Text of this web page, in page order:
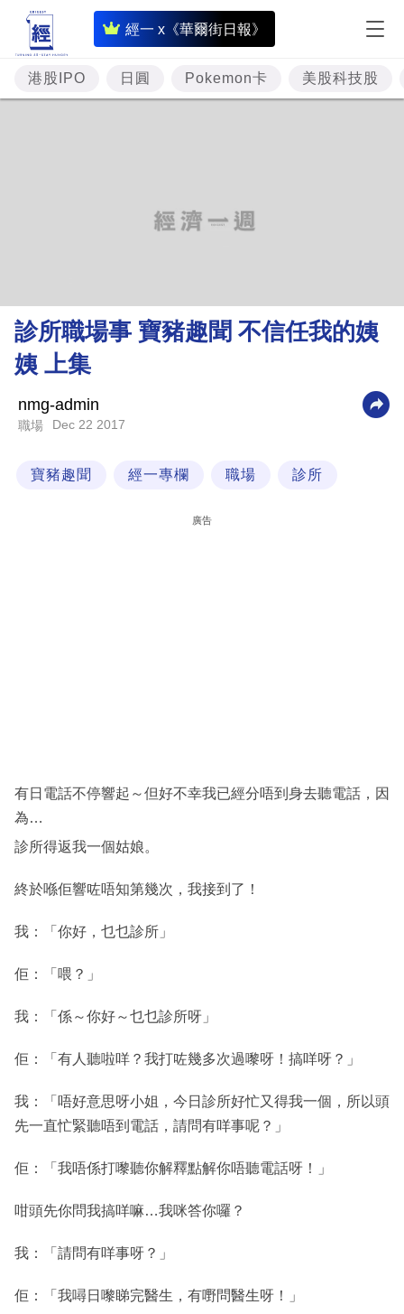
經一 x《華爾街日報》
即
時
財
經
理
財
科
區
港股IPO 日圓 Pokemon卡 美股科技股
診所職場事 寶豬趣聞 不信任我的姨
姨 上集
nmg-admin
職場 Dec 22 2017
寶豬趣聞 經一專欄 職場 診所
廣告
有日電話不停響起～但好不幸我已經分唔到身去聽電話，因
為…
診所得返我一個姑娘。
終於喺佢響咗唔知第幾次，我接到了！
我：「你好，乜乜診所」
佢：「喂？」
我：「係～你好～乜乜診所呀」
佢：「有人聽啦咩？我打咗幾多次過嚟呀！搞咩呀？」
我：「唔好意思呀小姐，今日診所好忙又得我一個，所以頭
先一直忙緊聽唔到電話，請問有咩事呢？」
佢：「我唔係打嚟聽你解釋點解你唔聽電話呀！」
咁頭先你問我搞咩嘛…我咪答你囉？
我：「請問有咩事呀？」
佢：「我噚日嚟睇完醫生，有嘢問醫生呀！」